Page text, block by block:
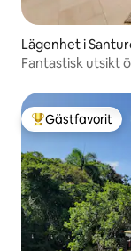
Lägenhet i
Fantastisk utsikt
Populär
Gästfavorit